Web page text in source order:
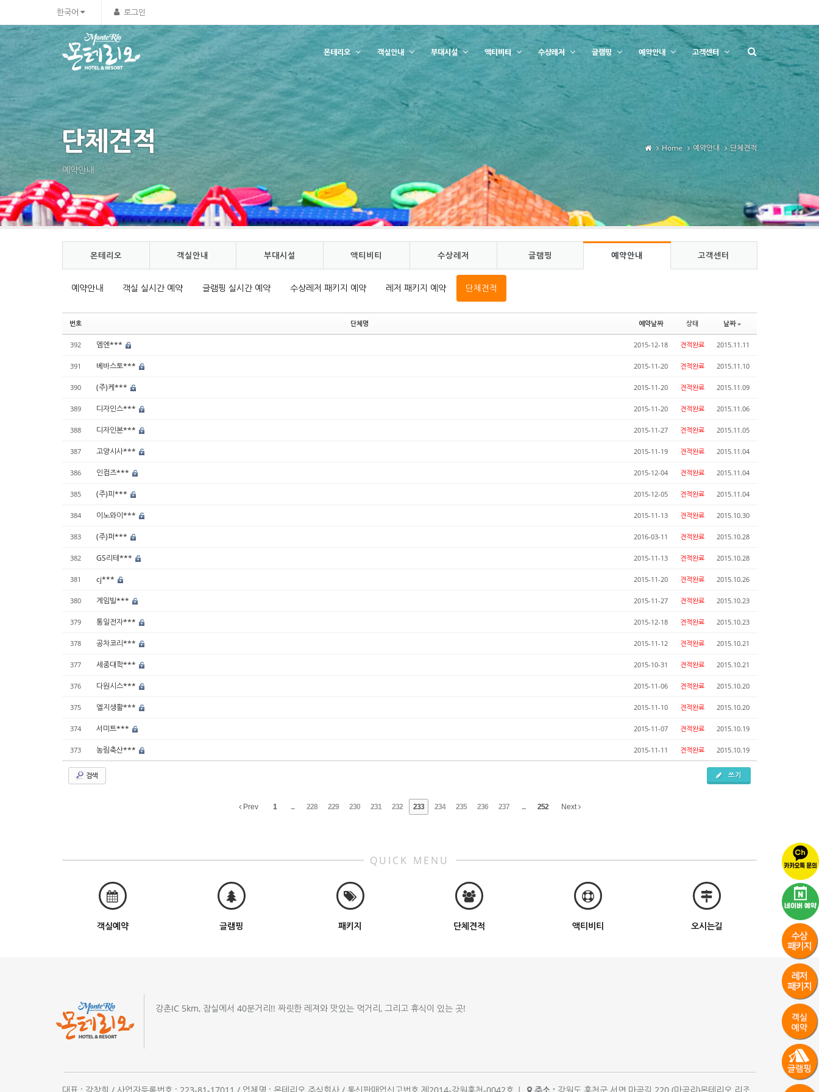
한국어 로그인
몬테리오 객실안내 부대시설 액티비티 수상레저 글램핑 예약안내 고객센터
단체견적
예약안내
Home 예약안내 단체견적
몬테리오 객실안내 부대시설 액티비티 수상레저 글램핑 예약안내 고객센터
예약안내 객실 실시간 예약 글램핑 실시간 예약 수상레저 패키지 예약 레저 패키지 예약 단체견적
번호 단체명 예약날짜 상태 날짜
392 엠엔*** 2015-12-18 견적완료 2015.11.11
391 베바스토*** 2015-11-20 견적완료 2015.11.10
390 (주)케*** 2015-11-20 견적완료 2015.11.09
389 디자인스*** 2015-11-20 견적완료 2015.11.06
388 디자인본*** 2015-11-27 견적완료 2015.11.05
387 고양시사*** 2015-11-19 견적완료 2015.11.04
386 인컴즈*** 2015-12-04 견적완료 2015.11.04
385 (주)피*** 2015-12-05 견적완료 2015.11.04
384 이노와이*** 2015-11-13 견적완료 2015.10.30
383 (주)퍼*** 2016-03-11 견적완료 2015.10.28
382 GS리테*** 2015-11-13 견적완료 2015.10.28
381 cj*** 2015-11-20 견적완료 2015.10.26
380 게임빌*** 2015-11-27 견적완료 2015.10.23
379 통일전자*** 2015-12-18 견적완료 2015.10.23
378 공차코리*** 2015-11-12 견적완료 2015.10.21
377 세종대학*** 2015-10-31 견적완료 2015.10.21
376 다원시스*** 2015-11-06 견적완료 2015.10.20
375 엘지생활*** 2015-11-10 견적완료 2015.10.20
374 서미트*** 2015-11-07 견적완료 2015.10.19
373 농림축산*** 2015-11-11 견적완료 2015.10.19
검색 쓰기
Prev 1 ... 228 229 230 231 232 233 234 235 236 237 ... 252 Next
QUICK MENU
객실예약 글램핑 패키지 단체견적 액티비티 오시는길
강촌IC 5km, 잠실에서 40분거리!! 짜릿한 레져와 맛있는 먹거리, 그리고 휴식이 있는 곳!
Sketchbook5, 스케치북5